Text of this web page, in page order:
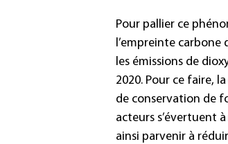
Pour pallier ce
l’empreinte carbone
les émissions de
2020. Pour ce faire,
de conservation de
acteurs s’évertuent
ainsi parvenir à